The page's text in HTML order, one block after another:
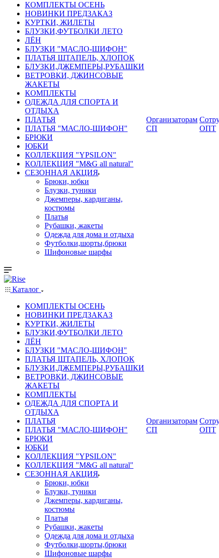
КОМПЛЕКТЫ ОСЕНЬ
НОВИНКИ ПРЕДЗАКАЗ
КУРТКИ, ЖИЛЕТЫ
БЛУЗКИ,ФУТБОЛКИ ЛЕТО
ЛЁН
БЛУЗКИ "МАСЛО-ШИФОН"
ПЛАТЬЯ ШТАПЕЛЬ, ХЛОПОК
БЛУЗКИ,ДЖЕМПЕРЫ,РУБАШКИ
ВЕТРОВКИ, ДЖИНСОВЫЕ
ЖАКЕТЫ
КОМПЛЕКТЫ
ОДЕЖДА ДЛЯ СПОРТА И
ОТДЫХА
ПЛАТЬЯ
ПЛАТЬЯ "МАСЛО-ШИФОН"
БРЮКИ
ЮБКИ
КОЛЛЕКЦИЯ "YPSILON"
КОЛЛЕКЦИЯ "M&G all natural"
СЕЗОННАЯ АКЦИЯ
Брюки, юбки
Блузки, туники
Джемперы, кардиганы,
костюмы
Платья
Рубашки, жакеты
Одежда для дома и отдыха
Футболки,шорты,брюки
Шифоновые шарфы
Организаторам
СП
ОПТ
Каталог
КОМПЛЕКТЫ ОСЕНЬ
НОВИНКИ ПРЕДЗАКАЗ
КУРТКИ, ЖИЛЕТЫ
БЛУЗКИ,ФУТБОЛКИ ЛЕТО
ЛЁН
БЛУЗКИ "МАСЛО-ШИФОН"
ПЛАТЬЯ ШТАПЕЛЬ, ХЛОПОК
БЛУЗКИ,ДЖЕМПЕРЫ,РУБАШКИ
ВЕТРОВКИ, ДЖИНСОВЫЕ
ЖАКЕТЫ
КОМПЛЕКТЫ
ОДЕЖДА ДЛЯ СПОРТА И
ОТДЫХА
ПЛАТЬЯ
ПЛАТЬЯ "МАСЛО-ШИФОН"
БРЮКИ
ЮБКИ
КОЛЛЕКЦИЯ "YPSILON"
КОЛЛЕКЦИЯ "M&G all natural"
СЕЗОННАЯ АКЦИЯ
Брюки, юбки
Блузки, туники
Джемперы, кардиганы,
костюмы
Платья
Рубашки, жакеты
Одежда для дома и отдыха
Футболки,шорты,брюки
Шифоновые шарфы
Организаторам
СП
ОПТ